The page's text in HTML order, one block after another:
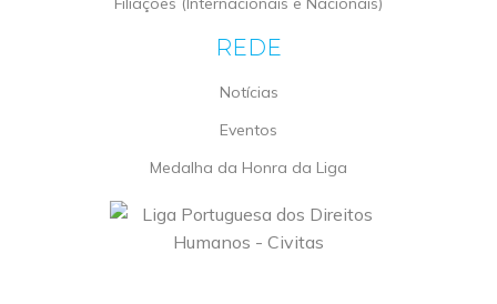
REDE
Notícias
Eventos
Medalha da Honra da Liga